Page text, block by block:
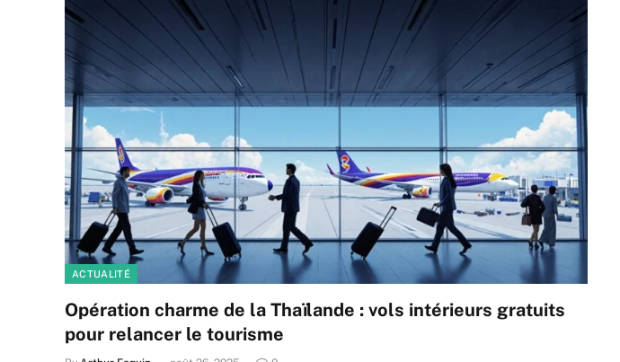
ACTUALITÉ
Opération charme de la Thaïlande : vols intérieurs gratuits
pour relancer le tourisme